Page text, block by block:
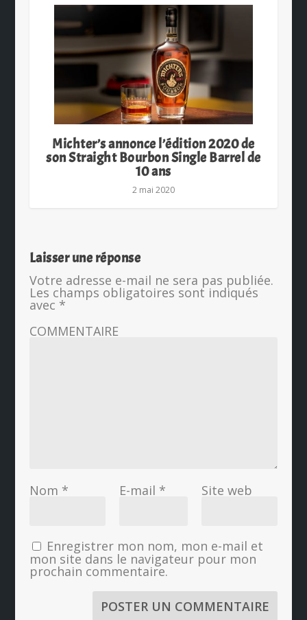
Michter’s annonce l’édition 2020 de
son Straight Bourbon Single Barrel de
10 ans
2 mai 2020
Laisser une réponse
Votre adresse e-mail ne sera pas publiée.
Les champs obligatoires sont indiqués
avec *
COMMENTAIRE
Nom * E-mail * Site web
Enregistrer mon nom, mon e-mail et
mon site dans le navigateur pour mon
prochain commentaire.